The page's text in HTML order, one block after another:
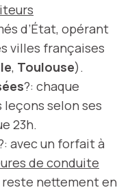
d’État, opérant
villes françaises
, Toulouse).
?: chaque
selon ses
23h.
avec un forfait à
de conduite
reste nettement en